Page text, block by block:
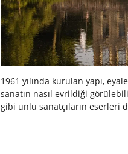
1961 yılında kurulan yapı,
sanatın nasıl evrildiği
gibi ünlü sanatçıların eserleri